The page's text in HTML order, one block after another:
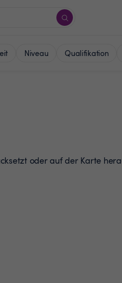
Niveau Qualifikation
oder auf der Karte